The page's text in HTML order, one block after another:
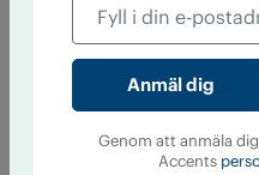
Genom att anmäla
Accents